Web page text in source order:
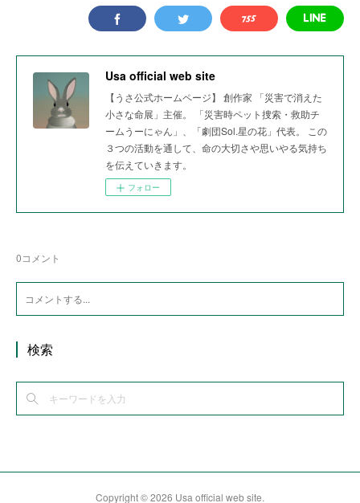
Usa official web site
【うさ公式ホームページ】 創作家 「災害で消えた
小さな命展」主催。 「災害時ペット捜索・救助チ
ームうーにゃん」、「劇団Sol.星の花」代表。 この
３つの活動を通して、命の大切さや思いやる気持ち
を伝えていきます。
フォロー
0コメント
検索
Copyright ©2026 Usa official web site.